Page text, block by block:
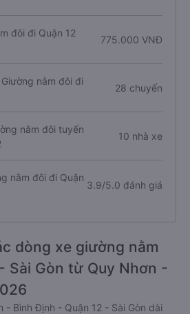
đôi đi Quận 12
775.000 VNĐ
nằm đôi đi
28 chuyến
nằm đôi tuyến
10 nhà xe
nằm đôi đi Quận
3.9/5.0 đánh giá
dòng xe giường nằm
Sài Gòn từ Quy Nhơn -
- Bình Định - Quận 12 - Sài Gòn dài